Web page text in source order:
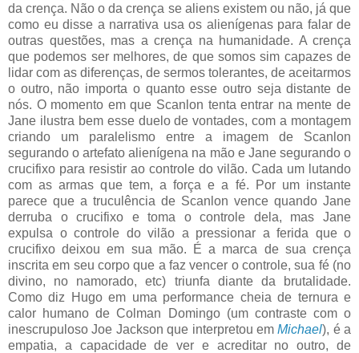
da crença. Não o da crença se aliens existem ou não, já que
como eu disse a narrativa usa os alienígenas para falar de
outras questões, mas a crença na humanidade. A crença
que podemos ser melhores, de que somos sim capazes de
lidar com as diferenças, de sermos tolerantes, de aceitarmos
o outro, não importa o quanto esse outro seja distante de
nós. O momento em que Scanlon tenta entrar na mente de
Jane ilustra bem esse duelo de vontades, com a montagem
criando um paralelismo entre a imagem de Scanlon
segurando o artefato alienígena na mão e Jane segurando o
crucifixo para resistir ao controle do vilão. Cada um lutando
com as armas que tem, a força e a fé. Por um instante
parece que a truculência de Scanlon vence quando Jane
derruba o crucifixo e toma o controle dela, mas Jane
expulsa o controle do vilão a pressionar a ferida que o
crucifixo deixou em sua mão. É a marca de sua crença
inscrita em seu corpo que a faz vencer o controle, sua fé (no
divino, no namorado, etc) triunfa diante da brutalidade.
Como diz Hugo em uma performance cheia de ternura e
calor humano de Colman Domingo (um contraste com o
inescrupuloso Joe Jackson que interpretou emMichael), é a
empatia, a capacidade de ver e acreditar no outro, de